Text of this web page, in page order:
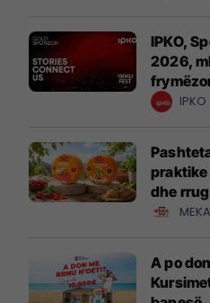
IPKO,
2026,
krijuesve
IPKO
praktike
dhe
A po